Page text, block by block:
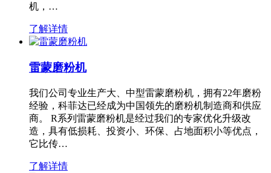
机，…
了解详情
雷蒙磨粉机
我们公司专业生产大、中型雷蒙磨粉机，拥有22年磨粉
经验，科菲达已经成为中国领先的磨粉机制造商和供应
商。 R系列雷蒙磨粉机是经过我们的专家优化升级改
造，具有低损耗、投资小、环保、占地面积小等优点，
它比传…
了解详情